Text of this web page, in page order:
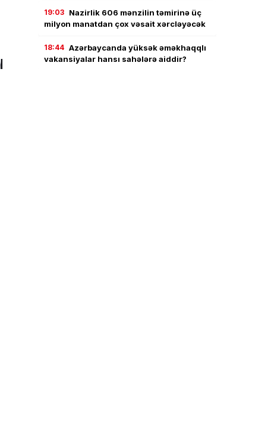
19:03 Nazirlik 606 mənzilin təmirinə üç
milyon manatdan çox vəsait xərcləyəcək
18:44 Azərbaycanda yüksək əməkhaqqlı
vakansiyalar hansı sahələrə aiddir?